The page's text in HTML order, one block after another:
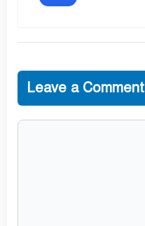
Leave a Comment
Comment